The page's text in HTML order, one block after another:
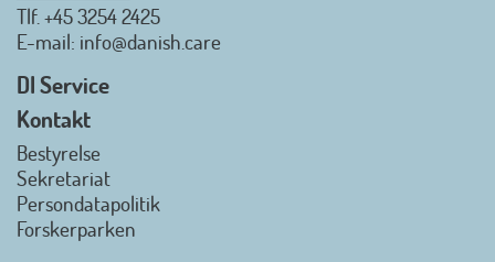
Danish.Care - Branchen for
hjælpemidler og
Danish.Care fra den 01. juli 2026
officielt kan kalde sig for
medlemsforening i DI - Dansk
Tlf. +45 3254 2425
E-mail: info@danish.care
DI Service
Kontakt
Bestyrelse
Sekretariat
Persondatapolitik
Forskerparken